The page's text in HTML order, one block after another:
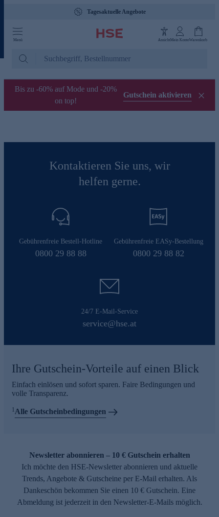
Tagesaktuelle Angebote
Menü AnsichtMein KontoWarenkorb
Bis zu -60% auf Mode und -20%
on top!
Gutschein aktivieren
Kontaktieren Sie uns, wir
helfen gerne.
Gebührenfreie Bestell-Hotline
0800 29 88 88
Gebührenfreie EASy-Bestellung
0800 29 88 82
24/7 E-Mail-Service
service@hse.at
Ihre Gutschein-Vorteile auf einen Blick
Einfach einlösen und sofort sparen. Faire Bedingungen und
volle Transparenz.
1Alle Gutscheinbedingungen
Newsletter abonnieren – 10 € Gutschein erhalten
Ich möchte den HSE-Newsletter abonnieren und aktuelle
Trends, Angebote & Gutscheine per E-Mail erhalten. Als
Dankeschön bekommen Sie einen 10 € Gutschein. Eine
Abmeldung ist jederzeit in den Newsletter-E-Mails möglich.